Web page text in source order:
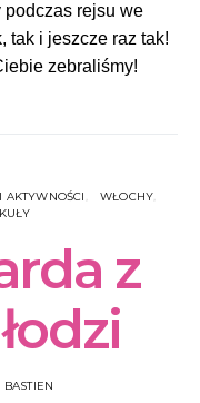
podczas rejsu we
tak i jeszcze raz tak!
zebraliśmy!
AKTYWNOŚCI
WŁOCHY
z
BASTIEN